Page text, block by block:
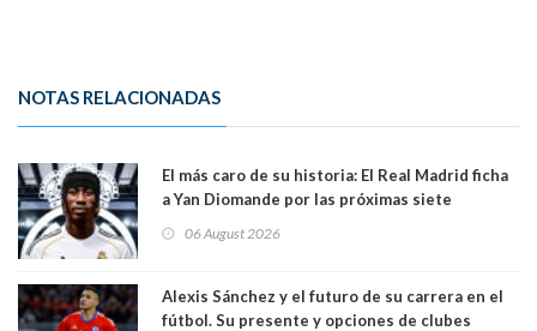
NOTAS RELACIONADAS
El más caro de su historia: El Real Madrid ficha
a Yan Diomande por las próximas siete
06 August 2026
Alexis Sánchez y el futuro de su carrera en el
fútbol. Su presente y opciones de clubes